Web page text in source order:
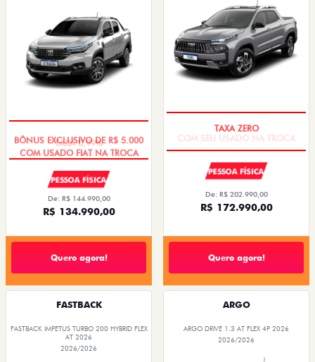
PESSOA FÍSICA
De: R$ 144.990,00
R$ 134.990,00
Quero agora!
PESSOA FÍSICA
De: R$ 202.990,00
R$ 172.990,00
Quero agora!
FASTBACK
FASTBACK IMPETUS TURBO 200 HYBRID FLEX
AT 2026
2026/2026
ARGO
ARGO DRIVE 1.3 AT FLEX 4P 2026
2026/2026